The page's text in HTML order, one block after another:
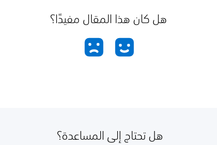
هل كان هذا المقال مفيدًا؟
هل تحتاج إلى المساعدة؟